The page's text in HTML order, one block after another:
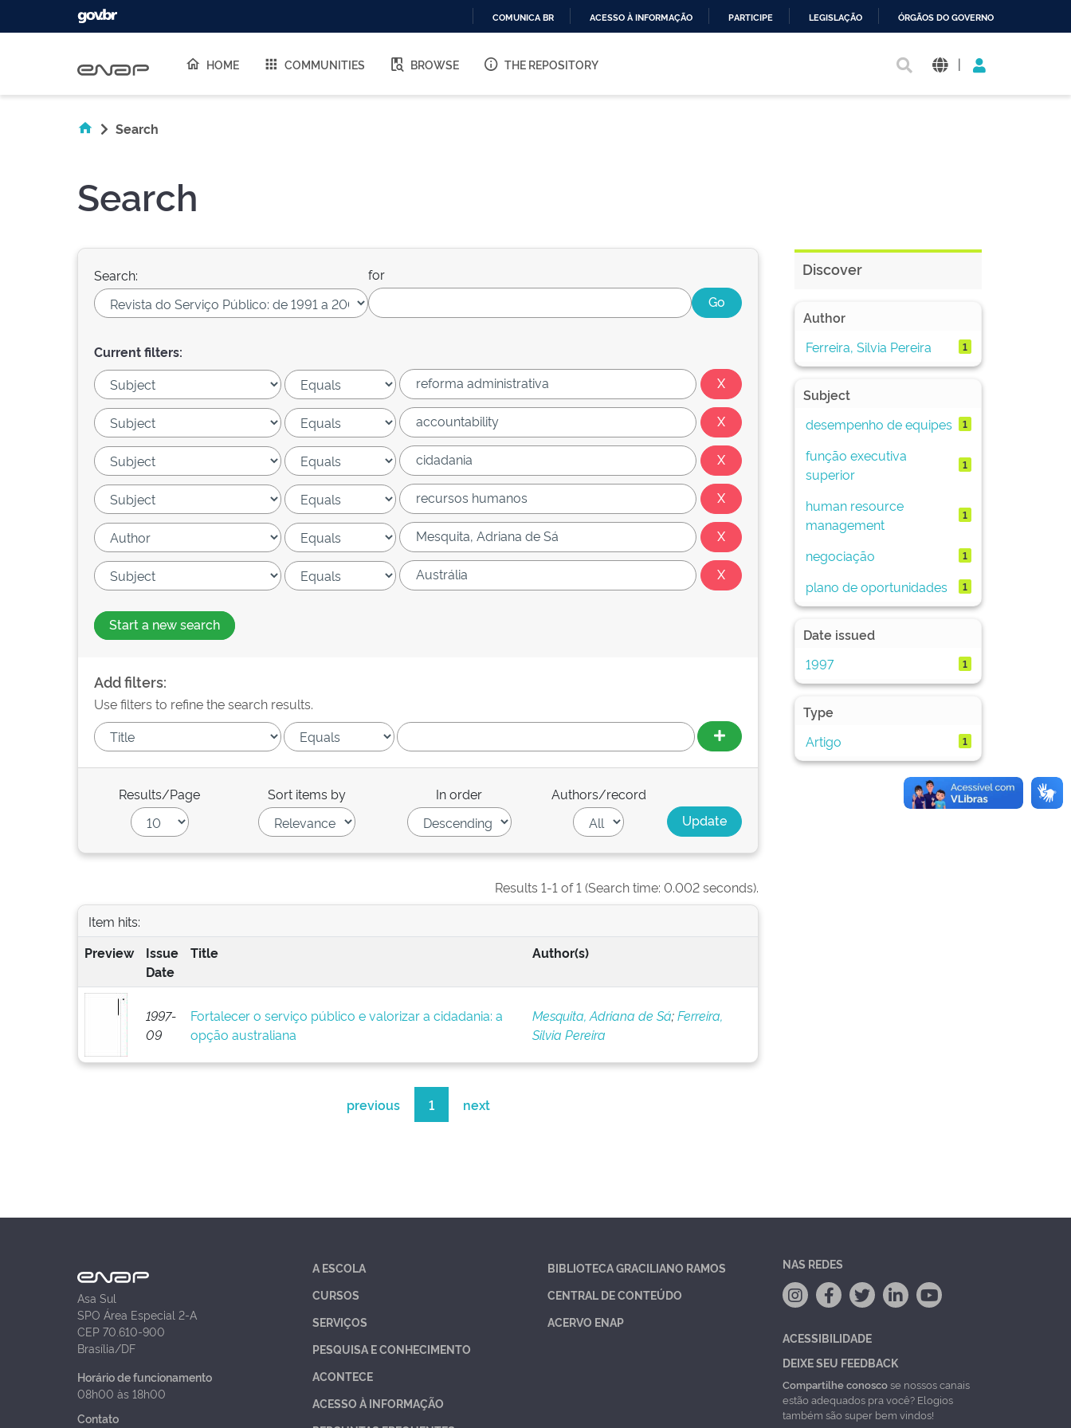
O
COMUNICA BR ACESSO À INFORMAÇÃO PARTICIPE LEGISLAÇÃO ÓRGÃOS DO GOVERNO
HOME COMMUNITIES BROWSE THE REPOSITORY |
Search
Search
Search: for
Current filters:
Start a new search
Add filters:
Use filters to refine the search results.
Results/Page Sort items by In order Authors/record
Results 1-1 of 1 (Search time: 0.002 seconds).
Item hits:
Preview
Issue
Date
Title Author(s)
1997-
09
Fortalecer o serviço público e valorizar a cidadania: a
opção australiana
Mesquita, Adriana de Sá;Ferreira,
Silvia Pereira
previous 1 next
Discover
Author
Ferreira, Silvia Pereira
1
Subject
desempenho de equipes
1
função executiva
superior
1
human resource
management
1
negociação 1
plano de oportunidades 1
Date issued
1997
1
Type
Artigo
1
Asa Sul
SPO Área Especial 2-A
CEP 70.610-900
Brasília/DF
Horário de funcionamento
08h00 às 18h00
Contato
A ESCOLA
CURSOS
SERVIÇOS
PESQUISA E CONHECIMENTO
ACONTECE
ACESSO À INFORMAÇÃO
BIBLIOTECA GRACILIANO RAMOS
CENTRAL DE CONTEÚDO
ACERVO ENAP
NAS REDES
ACESSIBILIDADE
DEIXE SEU FEEDBACK
Compartilhe conoscose nossos canais
estão adequados pra você? Elogios
também são super bem vindos!